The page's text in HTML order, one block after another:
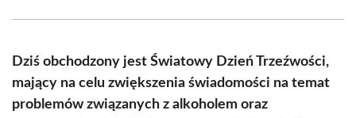
(Twitter)
Dziś obchodzony jest Światowy Dzień Trzeźwości,
mający na celu zwiększenia świadomości na temat
problemów związanych z alkoholem oraz